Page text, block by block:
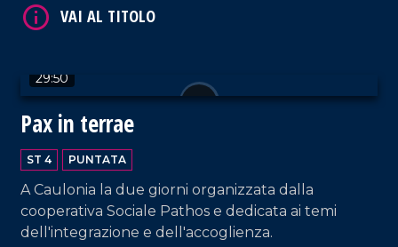
29:50
Pax in terrae
ST 4 PUNTATA
A Caulonia la due giorni organizzata dalla
cooperativa Sociale Pathos e dedicata ai temi
dell'integrazione e dell'accoglienza.
VAI AL TITOLO